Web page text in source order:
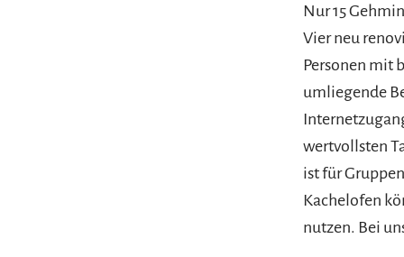
Nur 15
Vier neu
Personen mit
umliegende
wertvollsten
ist für
Kachelofen
nutzen. Bei